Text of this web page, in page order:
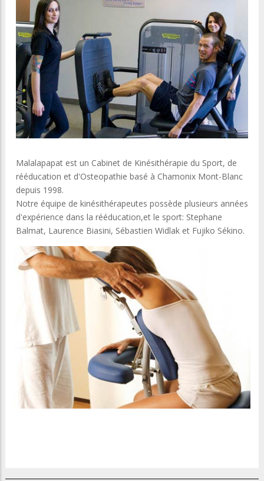
Malalapapat est un Cabinet de Kinésithérapie du Sport, de
rééducation et d'Osteopathie basé à Chamonix Mont-Blanc
depuis 1998.
Notre équipe de kinésithérapeutes possède plusieurs années
d'expérience dans la rééducation,et le sport: Stephane
Balmat, Laurence Biasini, Sébastien Widlak et Fujiko Sékino.